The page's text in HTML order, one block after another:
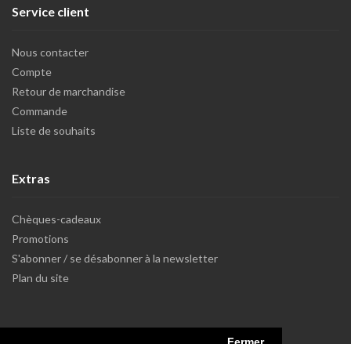
Service client
Nous contacter
Compte
Retour de marchandise
Commande
Liste de souhaits
Extras
Chèques-cadeaux
Promotions
S'abonner / se désabonner à la newsletter
Plan du site